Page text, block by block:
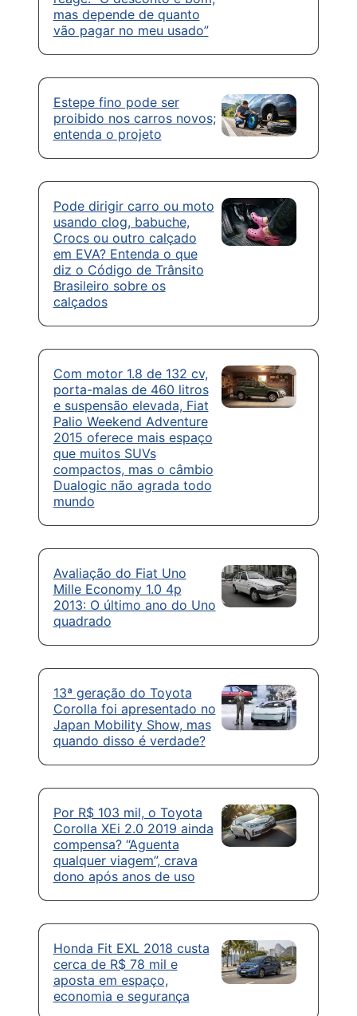
mas depende de quanto
vão pagar no meu usado”
Estepe fino pode ser
proibido nos carros novos;
entenda o projeto
Pode dirigir carro ou moto
usando clog, babuche,
Crocs ou outro calçado
em EVA? Entenda o que
diz o Código de Trânsito
Brasileiro sobre os
calçados
Com motor 1.8 de 132 cv,
porta-malas de 460 litros
e suspensão elevada, Fiat
Palio Weekend Adventure
2015 oferece mais espaço
que muitos SUVs
compactos, mas o câmbio
Dualogic não agrada todo
mundo
Avaliação do Fiat Uno
Mille Economy 1.0 4p
2013: O último ano do Uno
quadrado
13ª geração do Toyota
Corolla foi apresentado no
Japan Mobility Show, mas
quando disso é verdade?
Por R$ 103 mil, o Toyota
Corolla XEi 2.0 2019 ainda
compensa? “Aguenta
qualquer viagem”, crava
dono após anos de uso
Honda Fit EXL 2018 custa
cerca de R$ 78 mil e
aposta em espaço,
economia e segurança